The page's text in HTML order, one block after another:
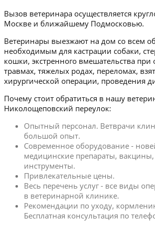
Вызов ветеринара осуществляется
Москве и ближайшему Подмосковью.
Ветеринары выезжают на дом со всем
необходимым для кастрации собаки,
кошки, экстренного вмешательства при
травмах, тяжелых родах, переломах,
хирургической операции, проведения
Почему стоит обратиться в нашу
Николощеповский переулок:
Опытный персонал. Ветврачи
большой опыт.
Современное оборудование -
медицинские препараты, вакцины,
инструменты.
Привлекательные цены.
Весь перечень услуг - все виды
в ветеринарной клинике.
Рекомендации по уходу,
Бесплатная консультация по